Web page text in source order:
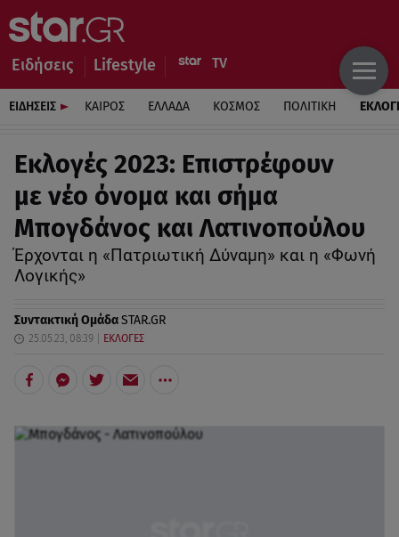
Ειδήσεις Lifestyle
ΕΙΔΗΣΕΙΣ ΚΑΙΡΟΣ ΕΛΛΑΔΑ ΚΟΣΜΟΣ ΠΟΛΙΤΙΚΗ
Εκλογές 2023: Επιστρέφουν
με νέο όνομα και σήμα
Μπογδάνος και Λατινοπούλου
Έρχονται η «Πατριωτική Δύναμη» και η «Φωνή
Λογικής»
Συντακτική ΟμάδαSTAR.GR
25.05.23, 08:39 ΕΚΛΟΓΕΣ